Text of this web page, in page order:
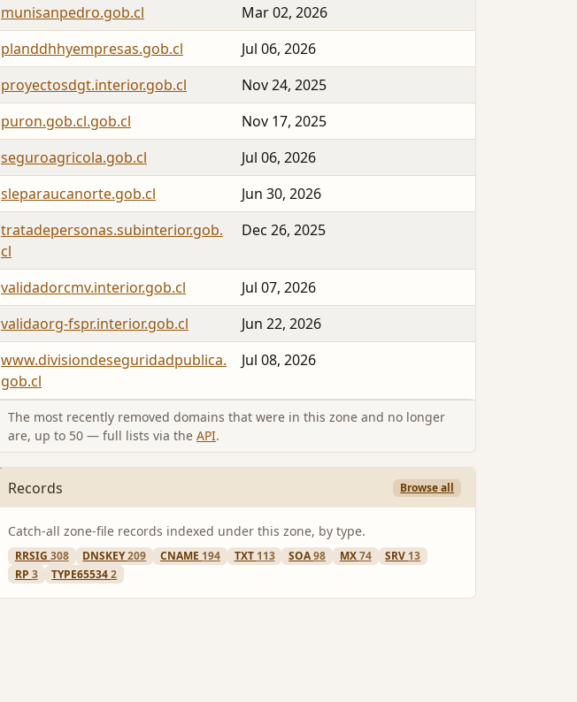
munisanpedro.gob.cl
Mar 02, 2026
planddhhyempresas.gob.cl
Jul 06, 2026
proyectosdgt.interior.gob.cl
Nov 24, 2025
puron.gob.cl.gob.cl
Nov 17, 2025
seguroagricola.gob.cl
Jul 06, 2026
sleparaucanorte.gob.cl
Jun 30, 2026
tratadepersonas.subinterior.gob.
cl
Dec 26, 2025
validadorcmv.interior.gob.cl
Jul 07, 2026
validaorg-fspr.interior.gob.cl
Jun 22, 2026
www.divisiondeseguridadpublica.
gob.cl
Jul 08, 2026
The most recently removed domains that were in this zone and no longer
are, up to 50 — full lists via the API.
Records Browse all
Catch-all zone-file records indexed under this zone, by type.
RRSIG 308 DNSKEY209 CNAME 194 TXT 113 SOA98 MX74 SRV 13
RP 3 TYPE655342